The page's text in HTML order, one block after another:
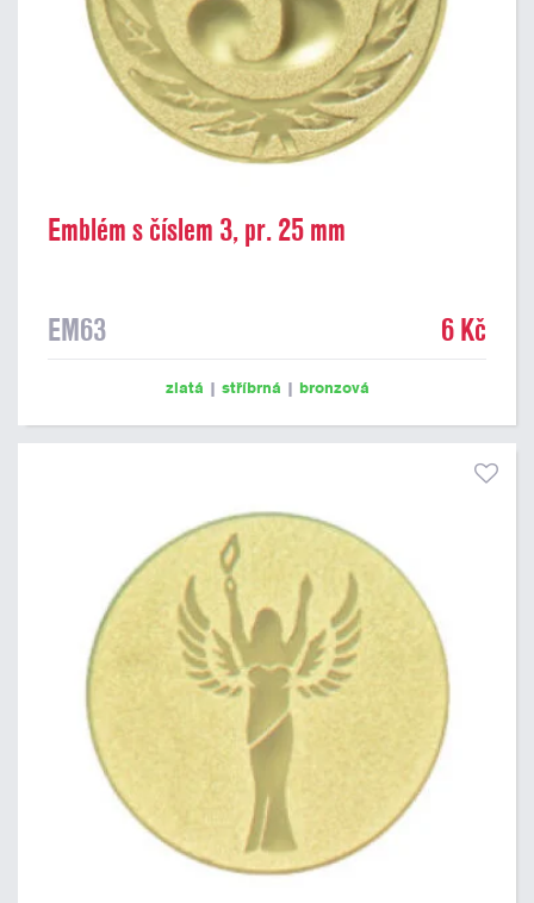
Emblém s číslem 3, pr. 25 mm
EM63 6 Kč
zlatá | stříbrná | bronzová